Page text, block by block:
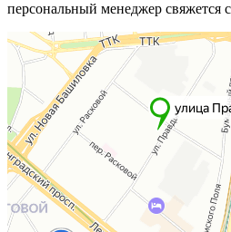
персональный менеджер свяжется